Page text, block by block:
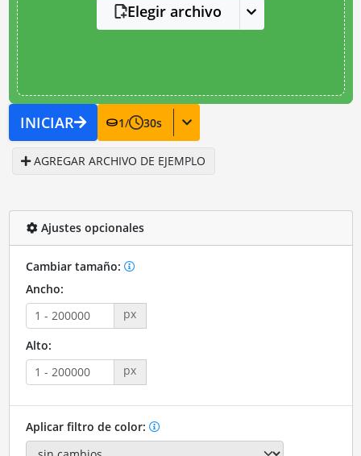
Elegir archivo
INICIAR 1/ 30s
AGREGAR ARCHIVO DE EJEMPLO
Ajustes opcionales
Cambiar tamaño:
Ancho:
px
Alto:
px
Aplicar filtro de color: